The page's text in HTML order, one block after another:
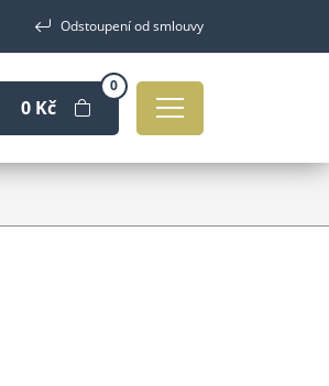
Odstoupení od smlouvy
0 Kč
0